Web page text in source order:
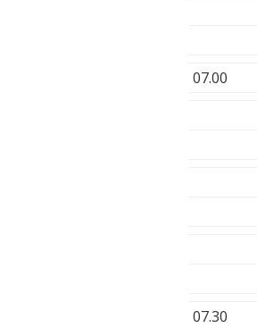
07.00
07.30